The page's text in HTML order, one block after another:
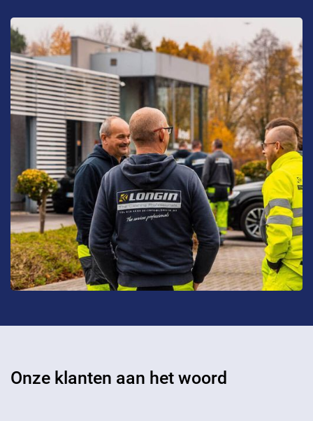
Onze klanten aan het woord